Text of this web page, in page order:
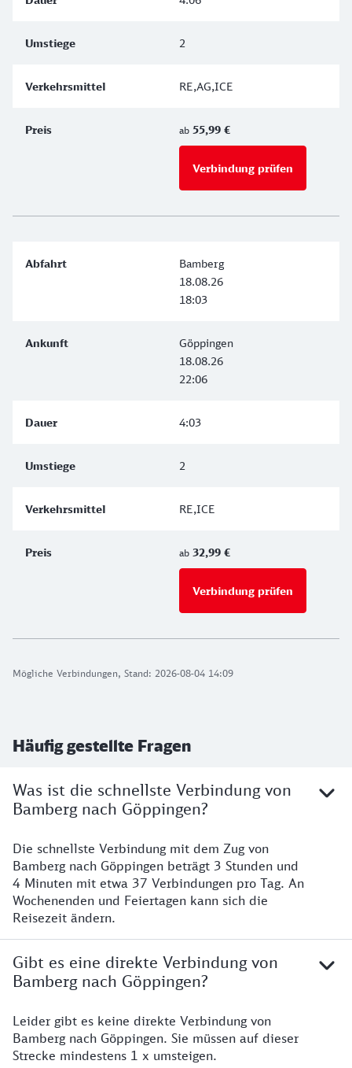
Mögliche Verbindungen, Stand: 2026-08-04 14:09
2
RE,AG,ICE
ab 55,99 €
Verbindung prüfen
Bamberg
18.08.26
18:03
Göppingen
18.08.26
22:06
4:03
2
RE,ICE
ab 32,99 €
Verbindung prüfen
Häufig gestellte Fragen
Was ist die schnellste Verbindung von
Bamberg nach Göppingen?
Die schnellste Verbindung mit dem Zug von
Bamberg nach Göppingen beträgt 3 Stunden und
4 Minuten mit etwa 37 Verbindungen pro Tag. An
Wochenenden und Feiertagen kann sich die
Reisezeit ändern.
Gibt es eine direkte Verbindung von
Bamberg nach Göppingen?
Leider gibt es keine direkte Verbindung von
Bamberg nach Göppingen. Sie müssen auf dieser
Strecke mindestens 1 x umsteigen.